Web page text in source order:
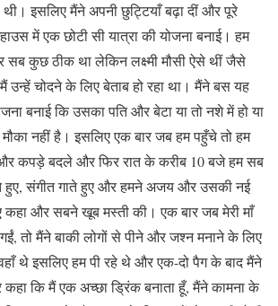
इसलिए मैंने अपनी छुट्टियाँ बढ़ा दीं और पूरे
में एक छोटी सी यात्रा की योजना बनाई। हम
सब कुछ ठीक था लेकिन लक्ष्मी मौसी ऐसे थीं जैसे
चोदने के लिए बेताब हो रहा था। मैंने बस यह
बनाई कि उसका पति और बेटा या तो नशे में हो या
मौका नहीं है। इसलिए एक बार जब हम पहुँचे तो हम
कपड़े बदले और फिर रात के करीब 10 बजे हम सब
संगीत गाते हुए और हमने अजय और उसकी नई
कहा और सबने खूब मस्ती की। एक बार जब मेरी माँ
तो मैंने बाकी लोगों से पीने और जश्न मनाने के लिए
थे इसलिए हम पी रहे थे और एक-दो पैग के बाद मैंने
कि मैं एक अच्छा ड्रिंक बनाता हूँ, मैंने कामना के